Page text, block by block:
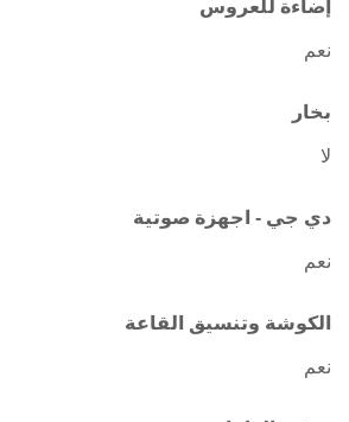
إضاءة للعروس
نعم
بخار
لا
دي جي - اجهزة صوتية
نعم
الكوشة وتنسيق القاعة
نعم